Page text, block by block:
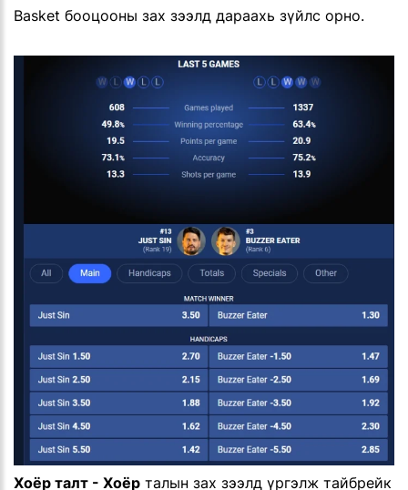
Basket бооцооны зах зээлд дараахь зүйлс орно.
Хоёр талт - Хоёр талын зах зээлд үргэлж тайбрейк